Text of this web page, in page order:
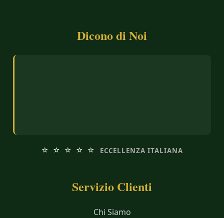
Dicono di Noi
⭐ ⭐ ⭐ ⭐ ⭐ ECCELLENZA ITALIANA
Servizio Clienti
Chi Siamo